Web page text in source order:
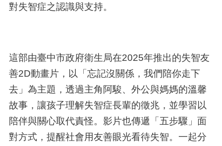
對失智症之認識與支持。
這部由臺中市政府衛生局在2025年推出的失智友
善2D動畫片，以「忘記沒關係，我們陪你走下
去」為主題，透過主角阿駿、外公與媽媽的溫馨
故事，讓孩子理解失智症長輩的徵兆，並學習以
陪伴與關心取代責怪。影片也傳遞「五步驟」面
對方式，提醒社會用友善眼光看待失智。一起分